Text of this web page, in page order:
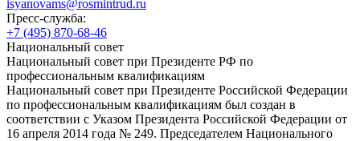
isyanovams@rosmintrud.ru
Пресс-служба:
+7 (495) 870-68-46
Национальный совет
Национальный совет при Президенте РФ по
профессиональным квалификациям
Национальный совет при Президенте Российской Федерации
по профессиональным квалификациям был создан в
соответствии с Указом Президента Российской Федерации от
16 апреля 2014 года № 249. Председателем Национального